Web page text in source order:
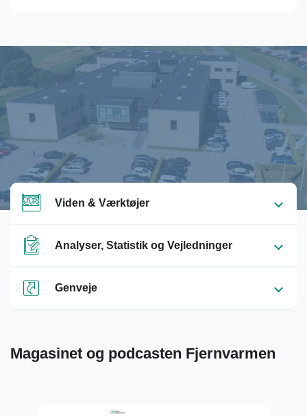
Viden & Værktøjer
Analyser, Statistik og Vejledninger
Genveje
Magasinet og podcasten Fjernvarmen